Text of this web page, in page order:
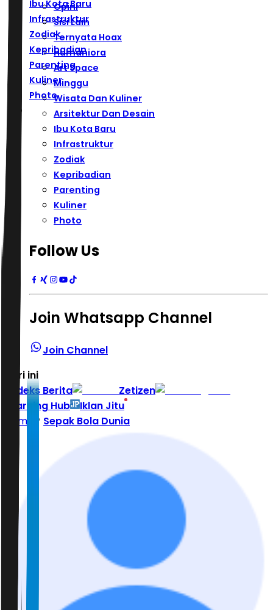
Ibu Kota Baru
Infrastruktur
Zodiak
Kepribadian
Parenting
Kuliner
Photo
Opini
Sisi Lain
Ternyata Hoax
Humaniora
Art Space
Minggu
Wisata Dan Kuliner
Arsitektur Dan Desain
Ibu Kota Baru
Infrastruktur
Zodiak
Kepribadian
Parenting
Kuliner
Photo
Follow Us
Join Whatsapp Channel
Join Channel
Hari ini
Indeks Berita
Zetizen
Learning Hub
Iklan Jitu
Home
Sepak Bola Dunia